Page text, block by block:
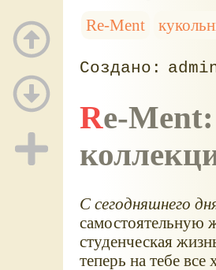
Re-Ment
Re-Ment: переезд в самостоятельную жизнь,
С сегодняшнего
самостоятельную
студенческая
теперь на тебе